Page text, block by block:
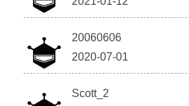
20060606
2020-07-01
Scott_2